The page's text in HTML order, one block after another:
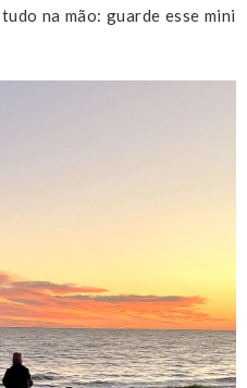
na mão: guarde esse mini